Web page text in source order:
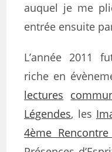
auquel je me
entrée ensuite
L’année 2011
riche en
lectures
Légendes, les
4ème